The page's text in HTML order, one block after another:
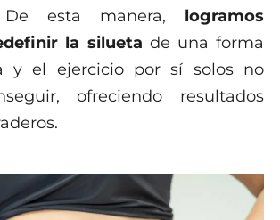
De esta manera, logramos
la silueta de una forma
y el ejercicio por sí solos no
ofreciendo resultados